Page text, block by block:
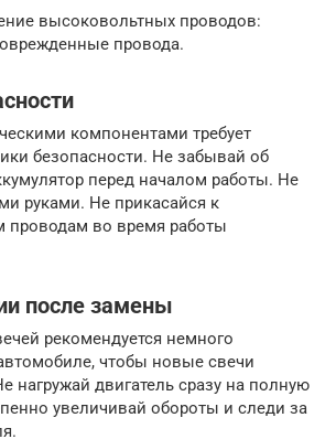
высоковольтных проводов:
провода.
компонентами требует
безопасности. Не забывай об
перед началом работы. Не
руками. Не прикасайся к
проводам во время работы
после замены
рекомендуется немного
чтобы новые свечи
нагружай двигатель сразу на полную
увеличивай обороты и следи за